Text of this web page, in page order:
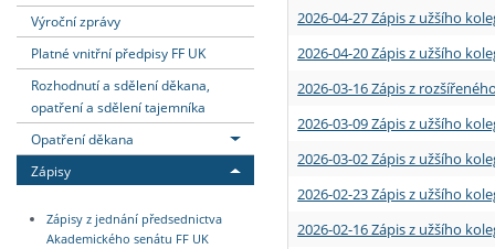
Absolventi fakulty
Vyjíždějící zaměstnanci
Výroční zprávy
Platné vnitřní předpisy FF UK
Rozhodnutí a sdělení děkana,
opatření a sdělení tajemníka
Opatření děkana
Zápisy
Zápisy z jednání předsednictva
Akademického senátu FF UK
2026-04-27 Zápis z užšího
2026-04-20 Zápis z užšího
2026-03-16 Zápis z
2026-03-09 Zápis z užšího
2026-03-02 Zápis z užšího
2026-02-23 Zápis z užšího
2026-02-16 Zápis z užšího